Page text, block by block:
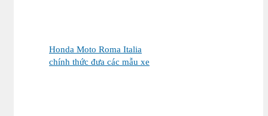
Honda Moto Roma Italia
chính thức đưa các mẫu xe